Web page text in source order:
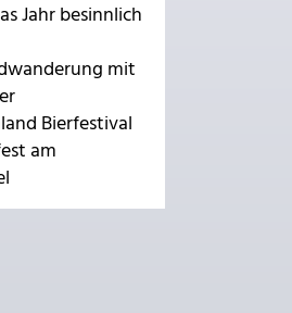
Jahr besinnlich
mit
Bierfestival
am